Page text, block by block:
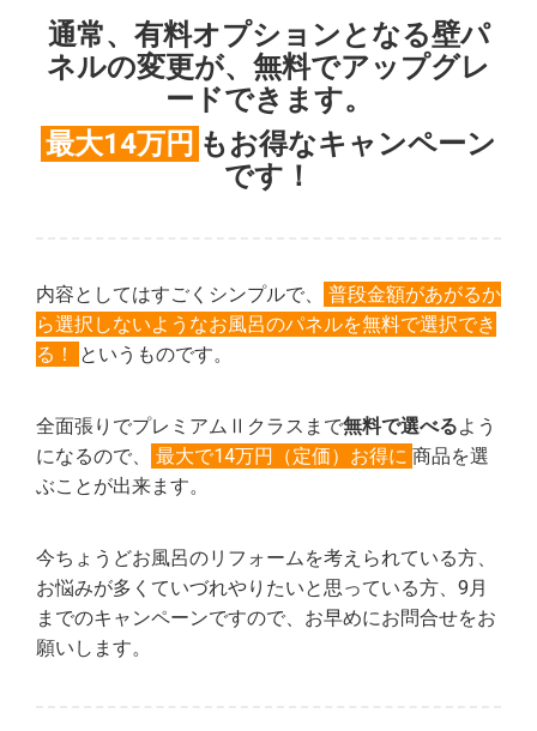
通常、有料オプションとなる壁パ
ネルの変更が、無料でアップグレ
ードできます。
最大14万円 もお得なキャンペーン
です！
内容としてはすごくシンプルで、
普段金額があがるか
ら選択しないようなお風呂のパネルを無料で選択でき
る！
というものです。
全面張りでプレミアムⅡクラスまで無料で選べるよう
になるので、
最大で14万円（定価）お得に 商品を選
ぶことが出来ます。
今ちょうどお風呂のリフォームを考えられている方、
お悩みが多くていづれやりたいと思っている方、9月
までのキャンペーンですので、お早めにお問合せをお
願いします。